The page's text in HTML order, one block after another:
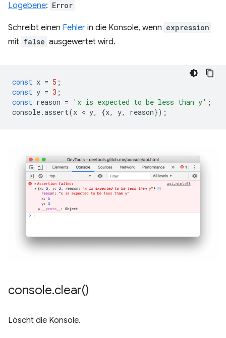
Logebene: Error
Schreibt einen Fehler in die Konsole, wenn expression
mit false ausgewertet wird.
const x = 5 ;
const y = 3 ;
const reason = 'x is expected to be less than y' ;
console.assert(x < y, {x, y, reason});
console.clear()
Löscht die Konsole.